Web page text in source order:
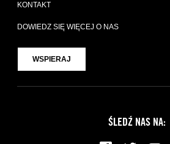
KONTAKT
DOWIEDZ SIĘ WIĘCEJ O NAS
WSPIERAJ
ŚLEDŹ NAS NA: